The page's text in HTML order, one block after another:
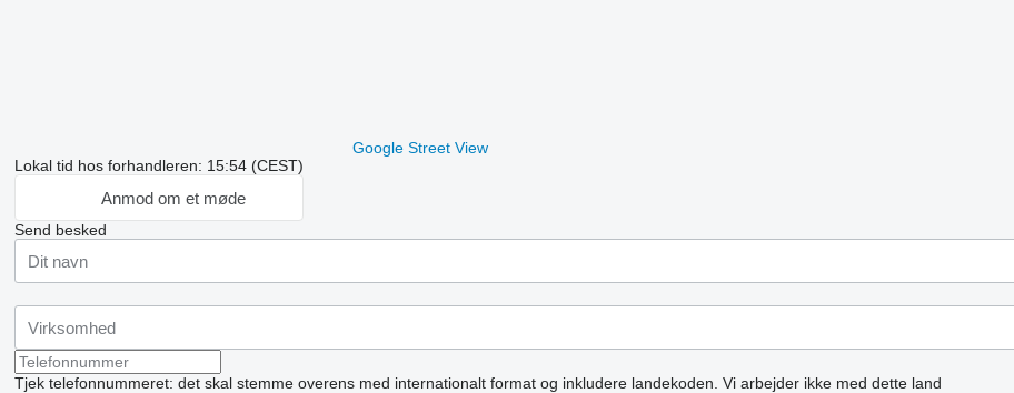
Google Street View
Lokal tid hos forhandleren: 15:54 (CEST)
Anmod om et møde
Send besked
Tjek telefonnummeret: det skal stemme overens med internationalt format og inkludere landekoden. Vi arbejder ikke med dette land